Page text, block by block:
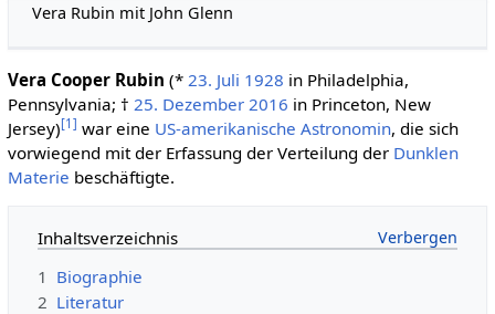
Vera Rubin mit John Glenn
Vera Cooper Rubin (* 23. Juli 1928 in Philadelphia,
Pennsylvania; † 25. Dezember 2016 in Princeton, New
Jersey)[1 ] war eine US-amerikanische Astronomin, die sich
vorwiegend mit der Erfassung der Verteilung der Dunklen
Materie beschäftigte.
Inhaltsverzeichnis
1 Biographie
2 Literatur